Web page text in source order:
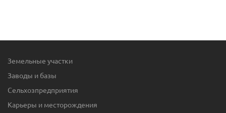
Земельные участки
Заводы и базы
Сельхозпредприятия
Карьеры и месторождения